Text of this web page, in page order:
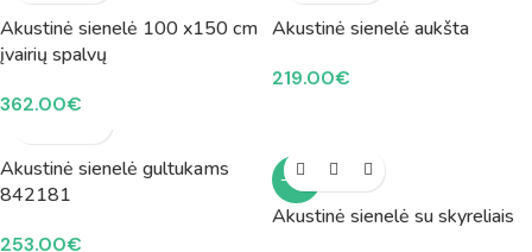
Akustinė sienelė 100 x150 cm
įvairių spalvų
362.00€
Akustinė sienelė aukšta
219.00€
Akustinė sienelė gultukams
842181
253.00€
-18%
Akustinė sienelė su skyreliais